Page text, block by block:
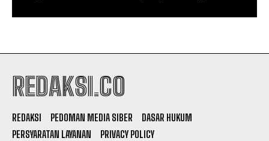
REDAKSI.CO
REDAKSI PEDOMAN MEDIA SIBER
DASAR HUKUM
PERSYARATAN LAYANAN
PRIVACY POLICY